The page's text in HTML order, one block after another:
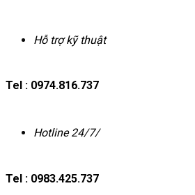
Hỗ trợ kỹ thuật
Tel : 0974.816.737
Hotline 24/7/
Tel : 0983.425.737